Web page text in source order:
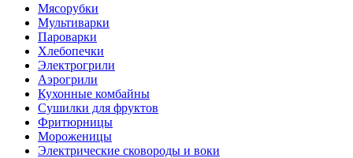
Мясорубки
Мультиварки
Пароварки
Хлебопечки
Электрогрили
Аэрогрили
Кухонные комбайны
Сушилки для фруктов
Фритюрницы
Мороженицы
Электрические сковороды и воки